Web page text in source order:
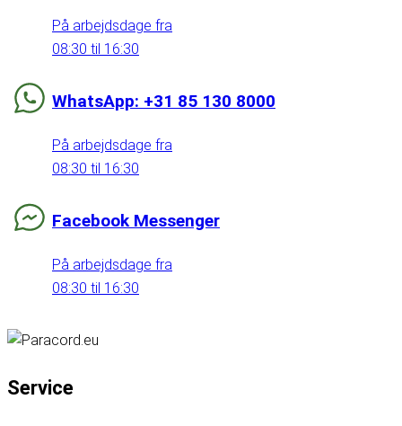
På arbejdsdage fra
08:30 til 16:30
WhatsApp: +31 85 130 8000
På arbejdsdage fra
08:30 til 16:30
Facebook Messenger
På arbejdsdage fra
08:30 til 16:30
Service